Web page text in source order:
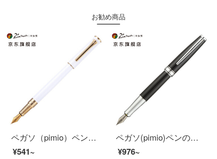
お勧め商品
ペガソ（pimio）ペンサインペン男性女性ビジネス成人執務学生用0.5 mmインクペンポールシリーズ988パールホワイト
¥541~
ペガソ(pimio)ペンのサインペンの男性女性のビジネスオフィス金属棒の学生は書道の習字用インクカートリッジの筆箱に何を入れますか？
¥976~